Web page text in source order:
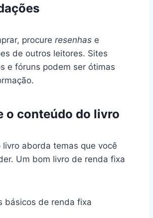
procure resenhas e
de outros leitores. Sites
e fóruns podem ser ótimas
o conteúdo do livro
livro aborda temas que você
Um bom livro de renda fixa
básicos de renda fixa